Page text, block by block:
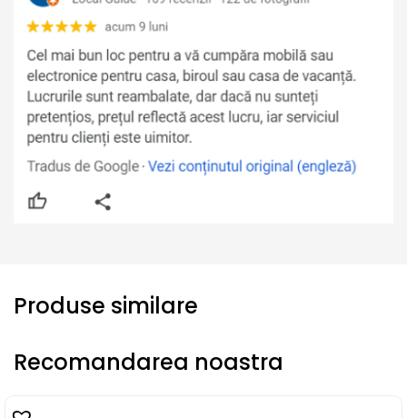
Produse similare
Recomandarea noastra